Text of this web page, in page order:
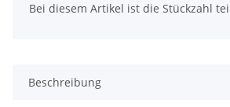
Bei diesem Artikel ist die Stückzahl
Beschreibung